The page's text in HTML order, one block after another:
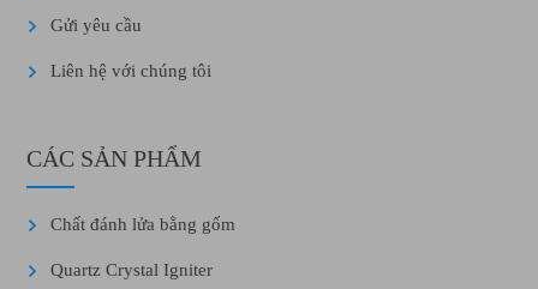
Gửi yêu cầu
Liên hệ với chúng tôi
CÁC SẢN PHẨM
Chất đánh lửa bằng gốm
Quartz Crystal Igniter